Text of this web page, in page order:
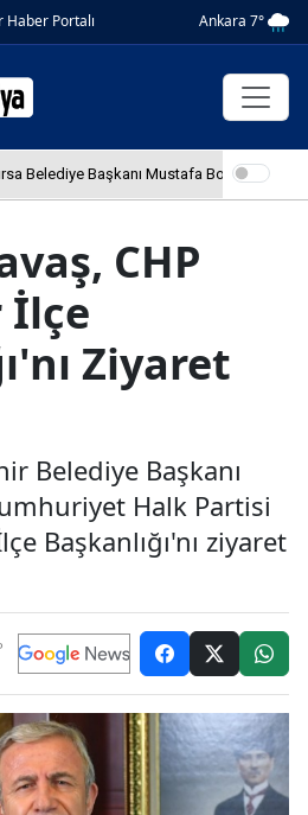
Portalı Ankara 7°
Belediye Başkanı Mustafa Bozbey
CHP
İlçe
Ziyaret
Belediye Başkanı
Halk Partisi
Başkanlığı'nı ziyaret